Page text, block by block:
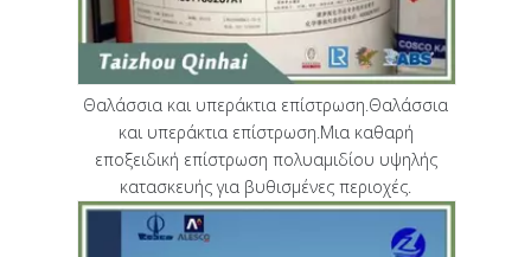
Θαλάσσια και υπεράκτια επίστρωση.Θαλάσσια
και υπεράκτια επίστρωση.Μια καθαρή
εποξειδική επίστρωση πολυαμιδίου υψηλής
κατασκευής για βυθισμένες περιοχές.